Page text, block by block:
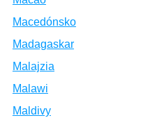
Macedónsko
Madagaskar
Malajzia
Malawi
Maldivy